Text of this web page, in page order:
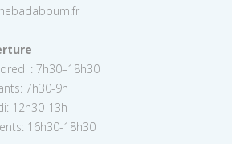
: 7h30–18h30
7h30-9h
12h30-13h
16h30-18h30